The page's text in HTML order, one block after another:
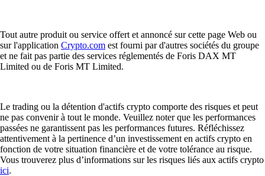
Tout autre produit ou service offert et annoncé sur cette page Web ou
sur l'application Crypto.com est fourni par d'autres sociétés du groupe
et ne fait pas partie des services réglementés de Foris DAX MT
Limited ou de Foris MT Limited.
Le trading ou la détention d'actifs crypto comporte des risques et peut
ne pas convenir à tout le monde. Veuillez noter que les performances
passées ne garantissent pas les performances futures. Réfléchissez
attentivement à la pertinence d’un investissement en actifs crypto en
fonction de votre situation financière et de votre tolérance au risque.
Vous trouverez plus d’informations sur les risques liés aux actifs crypto
ici.